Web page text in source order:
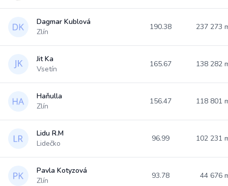
Dagmar Kublová
Zlín
190.38 237 273
Jit Ka
Vsetín
165.67 138 282
Haňulla
Zlín
156.47 118 801
Lidu R.M
Lidečko
96.99 102 231
Pavla Kotyzová
Zlín
93.78 44 676